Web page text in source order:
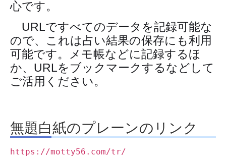
無題白紙のプレーンのリンク
https://motty56.com/tr/
心です。
URLですべてのデータを記録可能な
ので、これは占い結果の保存にも利用
可能です。メモ帳などに記録するほ
か、URLをブックマークするなどして
ご活用ください。